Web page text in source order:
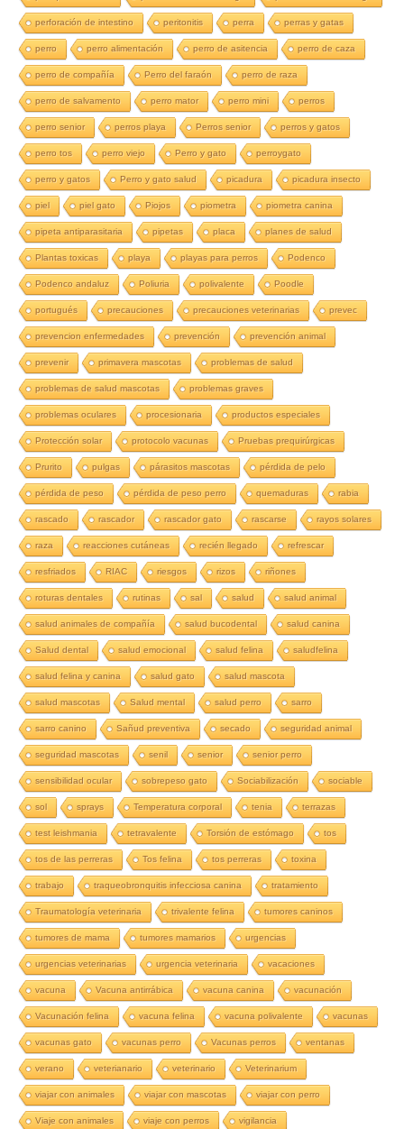
perforación de intestino peritonitis perra perras y gatas
perro perro alimentación perro de asitencia perro de caza
perro de compañía Perro del faraón perro de raza
perro de salvamento perro mator perro mini perros
perro senior perros playa Perros senior perros y gatos
perro tos perro viejo Perro y gato perroygato
perro y gatos Perro y gato salud picadura picadura insecto
piel piel gato Piojos piometra piometra canina
pipeta antiparasitaria pipetas placa planes de salud
Plantas toxicas playa playas para perros Podenco
Podenco andaluz Poliuria polivalente Poodle
portugués precauciones precauciones veterinarias prevec
prevencion enfermedades prevención prevención animal
prevenir primavera mascotas problemas de salud
problemas de salud mascotas problemas graves
problemas oculares procesionaria productos especiales
Protección solar protocolo vacunas Pruebas prequirúrgicas
Prurito pulgas párasitos mascotas pérdida de pelo
pérdida de peso pérdida de peso perro quemaduras rabia
rascado rascador rascador gato rascarse rayos solares
raza reacciones cutáneas recién llegado refrescar
resfriados RIAC riesgos rizos riñones
roturas dentales rutinas sal salud salud animal
salud animales de compañía salud bucodental salud canina
Salud dental salud emocional salud felina saludfelina
salud felina y canina salud gato salud mascota
salud mascotas Salud mental salud perro sarro
sarro canino Sañud preventiva secado seguridad animal
seguridad mascotas senil senior senior perro
sensibilidad ocular sobrepeso gato Sociabilización sociable
sol sprays Temperatura corporal tenia terrazas
test leishmania tetravalente Torsión de estómago tos
tos de las perreras Tos felina tos perreras toxina
trabajo traqueobronquitis infecciosa canina tratamiento
Traumatología veterinaria trivalente felina tumores caninos
tumores de mama tumores mamarios urgencias
urgencias veterinarias urgencia veterinaria vacaciones
vacuna Vacuna antirrábica vacuna canina vacunación
Vacunación felina vacuna felina vacuna polivalente vacunas
vacunas gato vacunas perro Vacunas perros ventanas
verano veterianario veterinario Veterinarium
viajar con animales viajar con mascotas viajar con perro
Viaje con animales viaje con perros vigilancia